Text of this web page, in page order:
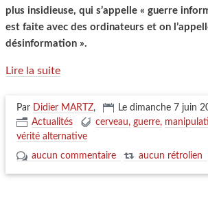
plus insidieuse, qui s’appelle « guerre
est faite avec des ordinateurs et on
désinformation ».
Lire la suite
Par Didier MARTZ, Le dimanche 7 juin
Actualités
cerveau guerre
vérité alternative
aucun commentaire
aucun rétrolien